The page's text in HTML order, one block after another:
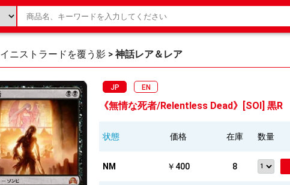
イニストラードを覆う影 > 神話レア＆レア
JP EN
《無情な死者/Relentless Dead》[SOI] 黒R
状態 価格 在庫 数量
NM ￥400 8